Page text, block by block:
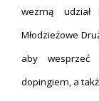
wezmą
Młodzieżowe
aby wesprzeć
dopingiem, a